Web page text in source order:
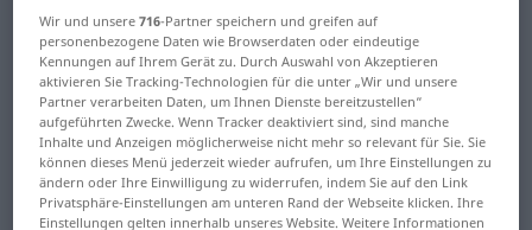
Deutsch-Slowenisch Übersetzung
für "Schornstein"
"Schornstein" Slowenisch
Übersetzung
Wir und unsere716-Partner speichern und greifen auf
personenbezogene Daten wie Browserdaten oder eindeutige
Kennungen auf Ihrem Gerät zu. Durch Auswahl von Akzeptieren
aktivieren Sie Tracking-Technologien für die unter „Wir und unsere
Partner verarbeiten Daten, um Ihnen Dienste bereitzustellen“
aufgeführten Zwecke. Wenn Tracker deaktiviert sind, sind manche
Inhalte und Anzeigen möglicherweise nicht mehr so relevant für Sie. Sie
können dieses Menü jederzeit wieder aufrufen, um Ihre Einstellungen zu
ändern oder Ihre Einwilligung zu widerrufen, indem Sie auf den Link
Privatsphäre-Einstellungen am unteren Rand der Webseite klicken. Ihre
Einstellungen gelten innerhalb unseres Website. Weitere Informationen